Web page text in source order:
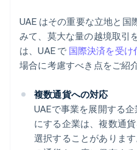
UAE はその重要な立地と
みて、莫大な量の越境取引
は、UAE で 国際決済を受け
場合に考慮すべき点をご紹
複数通貨への対応
UAEで事業を展開する
にする企業は、複数通
選択することがありま